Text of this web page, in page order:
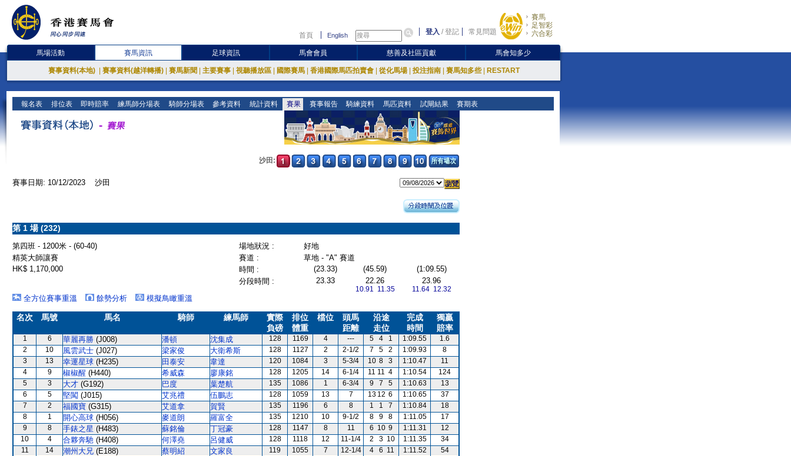
首頁 English 登入 /登記 常見問題
賽馬
足智彩
六合彩
馬場活動 賽馬資訊 足球資訊 馬會會員 慈善及社區貢獻 馬會知多少
賽事資料(本地) 賽事資料(越洋轉播) 賽馬新聞 主要賽事 視聽播放區 國際賽馬 香港國際馬匹拍賣會 從化馬場 投注指南 賽馬知多些 RESTART
報名表 排位表 即時賠率 練馬師分場表 騎師分場表 參考資料 統計資料 賽果 賽事報告 騎練資料 馬匹資料 試閘結果 賽期表
沙田:
賽事日期: 10/12/2023 沙田
第 1 場 (232)
第四班 - 1200米 - (60-40) 場地狀況 :
好地
精英大師讓賽
賽道 :
草地 - "A" 賽道
HK$ 1,170,000
時間 : (23.33) (45.59)
(1:09.55)
分段時間 :
23.33 22.26
10.91 11.35
23.96
11.64 12.32
全方位賽事重溫 餘勢分析 模擬鳥瞰重溫
名次 馬號 馬名 騎師 練馬師
實際
負磅
排位
體重
檔位
頭馬
距離
沿途
走位
完成
時間
獨贏
賠率
1 6 華麗再勝 (J008) 潘頓 沈集成 128 1169 4 --- 5 4 1 1:09.55
1.6
2
10 風雲武士 (J027) 梁家俊 大衛希斯 128 1127 2 2-1/2 7 5 2 1:09.93
8
3
13 幸運星球 (H235) 田泰安 韋達 120 1084 3 5-3/4 10 8 3 1:10.47
11
4
9 椒椒醒 (H440) 希威森 廖康銘 128 1205 14 6-1/4 11 11 4 1:10.54
124
5
3 大才 (G192) 巴度 葉楚航 135 1086 1 6-3/4 9 7 5 1:10.63
13
6
5 堅闖 (J015) 艾兆禮 伍鵬志 128 1059 13 7 13 12 6 1:10.65
37
7
2 福國寶 (G315) 艾道拿 賀賢 135 1196 6 8 1 1 7 1:10.84
18
8
1 開心高球 (H056) 麥道朗 羅富全 135 1210 10 9-1/2 8 9 8 1:11.05
17
9
8 手錶之星 (H483) 蘇銘倫 丁冠豪 128 1147 8 11 6 10 9 1:11.31
12
10
4 合夥奔馳 (H408) 何澤堯 呂健威 128 1118 12 11-1/4 2 3 10 1:11.35
34
11
14 潮州大兄 (E188) 蔡明紹 文家良 119 1055 7 12-1/4 4 6 11 1:11.52
54